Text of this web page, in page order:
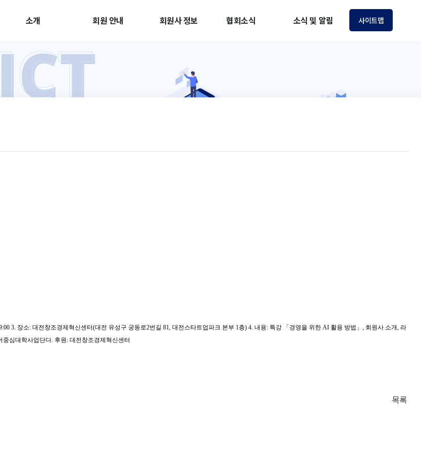
소개 회원 안내 회원사 정보 협회소식 소식 및 알림 사이트맵
3. 장소: 대전창조경제혁신센터(대전 유성구 궁동로2번길 81, 대전스타트업파크 본부 1층) 4. 내용: 특강 「 경영을 위한 AI 활용 방법 」 , 회원사 소개, 라
중심대학사업단다. 후원: 대전창조경제혁신센터
목록